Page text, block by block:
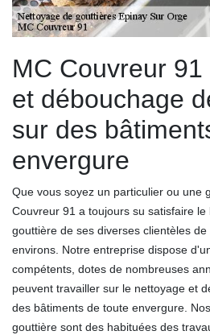
MC Couvreur
et débouchage
sur des
envergure
Que vous soyez un particulier ou une
Couvreur 91 a toujours su satisfaire le
gouttière de ses diverses clientèles
environs. Notre entreprise dispose
compétents, dotes de nombreuses
peuvent travailler sur le nettoyage et
des bâtiments de toute envergure.
gouttière sont des habituées des